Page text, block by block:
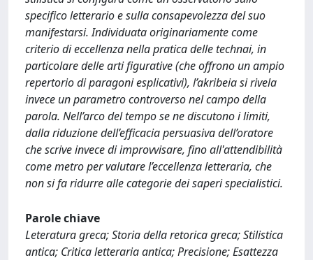
specifico letterario e sulla consapevolezza del suo
manifestarsi. Individuata originariamente come
criterio di eccellenza nella pratica delle technai, in
particolare delle arti figurative (che offrono un ampio
repertorio di paragoni esplicativi), l’akribeia si rivela
invece un parametro controverso nel campo della
parola. Nell’arco del tempo se ne discutono i limiti,
dalla riduzione dell’efficacia persuasiva dell’oratore
che scrive invece di improvvisare, fino all'attendibilità
come metro per valutare l’eccellenza letteraria, che
non si fa ridurre alle categorie dei saperi specialistici.
Parole chiave
Leteratura greca; Storia della retorica greca; Stilistica
antica; Critica letteraria antica; Precisione; Esattezza